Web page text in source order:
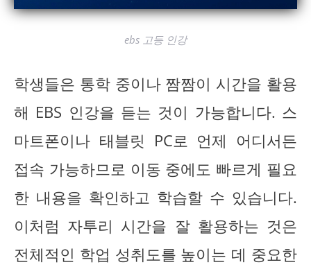
ebs 고등 인강
학생들은 통학 중이나 짬짬이 시간을 활용
해 EBS 인강을 듣는 것이 가능합니다. 스
마트폰이나 태블릿 PC로 언제 어디서든
접속 가능하므로 이동 중에도 빠르게 필요
한 내용을 확인하고 학습할 수 있습니다.
이처럼 자투리 시간을 잘 활용하는 것은
전체적인 학업 성취도를 높이는 데 중요한